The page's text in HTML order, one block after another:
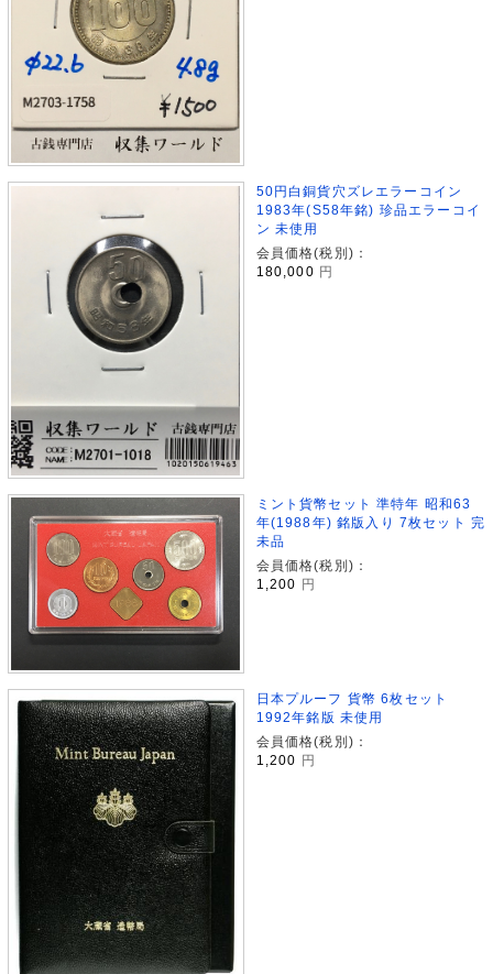
50円白銅貨穴ズレエラーコイン
1983年(S58年銘) 珍品エラーコイ
ン 未使用
会員価格(税別)：
180,000 円
ミント貨幣セット 準特年 昭和63
年(1988年) 銘版入り 7枚セット 完
未品
会員価格(税別)：
1,200
円
日本プルーフ 貨幣 6枚セット
1992年銘版 未使用
会員価格(税別)：
1,200
円